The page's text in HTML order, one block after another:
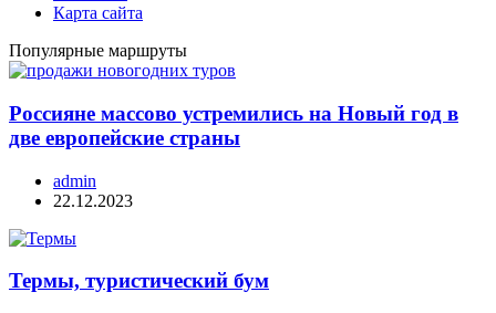
Карта сайта
Популярные маршруты
Россияне массово устремились на Новый год в
две европейские страны
admin
22.12.2023
Термы, туристический бум